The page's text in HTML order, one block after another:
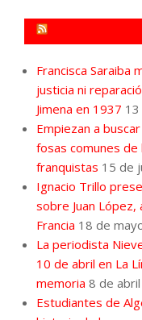
Francisca Saraiba
justicia ni
Jimena en 1937
Empiezan a
fosas comunes
franquistas 15 de
Ignacio Trillo
sobre Juan
Francia 18 de
La periodista
10 de abril en La
memoria 8 de
Estudiantes de